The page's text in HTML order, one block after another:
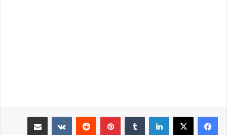
لينكدإن بينتيريست